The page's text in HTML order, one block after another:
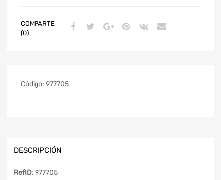
COMPARTE
(0)
Código: 977705
DESCRIPCIÓN
RefID: 977705